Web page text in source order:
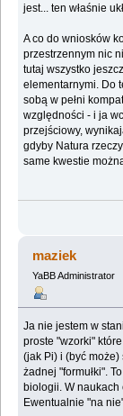
jest... ten właśnie
A co do wniosków
przestrzennym nic
tutaj wszystko
elementarnymi. Do
sobą w pełni
względności - i ja
przejściowy,
gdyby Natura
same kwestie
maziek
YaBB Administrator
Ja nie jestem w
proste "wzorki"
(jak Pi) i (być
żadnej "formułki".
biologii. W
Ewentualnie "na